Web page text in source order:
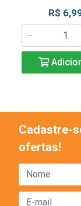
R$
Cadastre-
ofertas!